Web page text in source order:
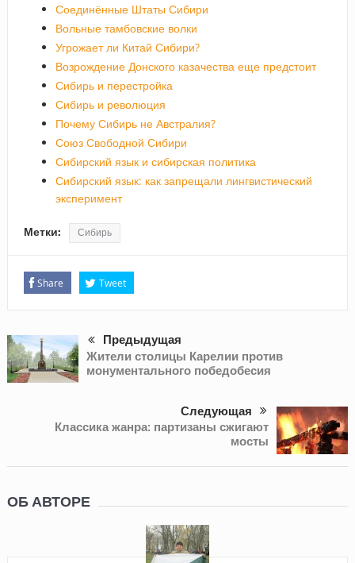
Соединённые Штаты Сибири
Вольные тамбовские волки
Угрожает ли Китай Сибири?
Возрождение Донского казачества еще предстоит
Сибирь и перестройка
Сибирь и революция
Почему Сибирь не Австралия?
Союз Свободной Сибири
Сибирский язык и сибирская политика
Сибирский язык: как запрещали лингвистический
эксперимент
Метки: Сибирь
Share Tweet
Предыдущая
Жители столицы Карелии против
монументального победобесия
Следующая
Классика жанра: партизаны сжигают
мосты
ОБ АВТОРЕ